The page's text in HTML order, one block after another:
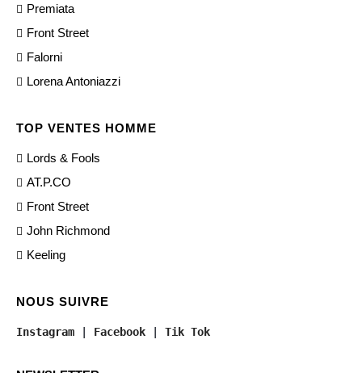
Premiata
Front Street
Falorni
Lorena Antoniazzi
TOP VENTES HOMME
Lords & Fools
AT.P.CO
Front Street
John Richmond
Keeling
NOUS SUIVRE
Instagram | Facebook | Tik Tok